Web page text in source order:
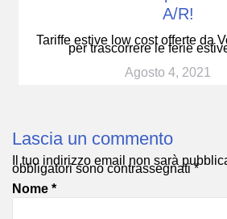
A/R!
Tariffe estive low cost offerte da
per trascorrere le ferie
Agosto 4, 2021
Lascia un commento
Il tuo indirizzo email non sarà
obbligatori sono contrassegnati*
Nome *